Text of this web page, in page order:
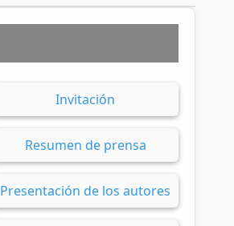
Invitación
Resumen de prensa
Presentación de los autores